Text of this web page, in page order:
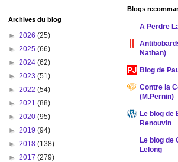
Archives du blog
► 2026 (25)
► 2025 (66)
► 2024 (62)
► 2023 (51)
► 2022 (54)
► 2021 (88)
► 2020 (95)
► 2019 (94)
► 2018 (138)
► 2017 (279)
Blogs
A Perdre
Nathan)
Blog de
Contre la
(M.Pernin)
Le blog de
Renouvin
Le blog de
Lelong